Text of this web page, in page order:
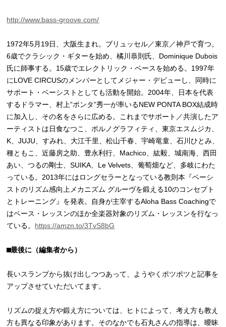
http://www.bass-groove.com/
1972年5月19日、大阪生まれ。ブリュッセル／東京／神戸で育つ。
6歳でクラシック・ギターを始め、橘川恭則氏、Dominique Dubois
氏に師事する。15歳でエレクトリック・ベースを始める。1997年
にLOVE CIRCUSのメンバーとしてメジャー・デビューし、同時に
サポート・ベーシストとしても活動を開始。2004年、日本を代表
するドラマー、村上”ポンタ”秀一が率いるNEW PONTA BOX結成時
に加入し、その名をさらに広める。これまでサポート／共演したア
ーティストは日食なつこ、ポルノグラフィティ、東京エスムジカ、
K、JUJU、すみれ、大江千里、松山千春、宇崎竜童、石川ひとみ、
種ともこ、近藤房之助、豊永利行、Machico、紘毅、城南海、西田
あい、つるの剛士、SUIKA、Le Velvets、葡萄畑など、多岐にわた
っている。2013年にはロングセラーとなっている教則本『ベーシ
ストのリズム感向上メカニズム グルーヴを鍛える10のコンセプト
とトレーニング』を発表。自身が主宰するAloha Bass Coachingで
はベース・レッスンのほか全楽器対象のリズム・レッスンを行なっ
ている。 https://amzn.to/3TvS8bG
⬛︎最後に（編集者から）
長いスランプから抜け出しつつあって、ようやくポツポツと記事を
アップさせていただいてます。
リズムの捉え方や鍛え方については、ヒトによって、考え方も教え
方も異なる印象があります。そのなかでも石丸さんの指導は、曖昧